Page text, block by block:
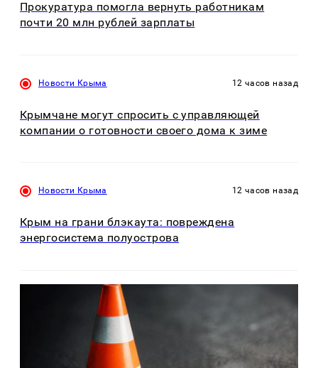
Прокуратура помогла вернуть работникам
почти 20 млн рублей зарплаты
Новости Крыма 12 часов назад
Крымчане могут спросить с управляющей
компании о готовности своего дома к зиме
Новости Крыма 12 часов назад
Крым на грани блэкаута: повреждена
энергосистема полуострова